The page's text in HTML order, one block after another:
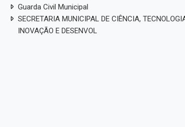
Guarda Civil Municipal
SECRETARIA MUNICIPAL DE CIÊNCIA,
INOVAÇÃO E DESENVOL